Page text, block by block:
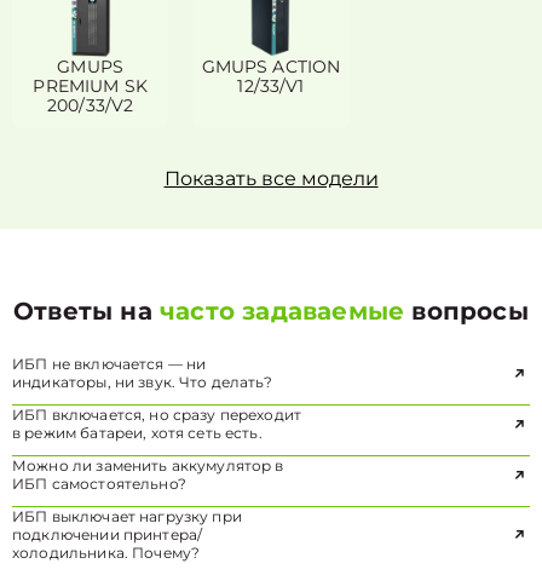
GMUPS
PREMIUM SK
200/33/V2
GMUPS ACTION
12/33/V1
Показать все модели
Ответы начасто задаваемые вопросы
ИБП не включается — ни
индикаторы, ни звук. Что делать?
ИБП включается, но сразу переходит
в режим батареи, хотя сеть есть.
Можно ли заменить аккумулятор в
ИБП самостоятельно?
ИБП выключает нагрузку при
подключении принтера/
холодильника. Почему?